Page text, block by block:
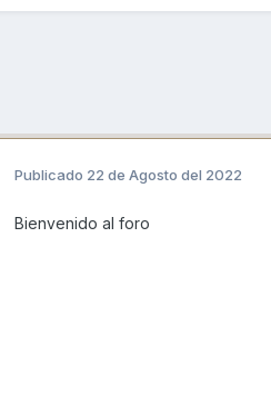
Publicado 22 de Agosto del 2022
Bienvenido al foro